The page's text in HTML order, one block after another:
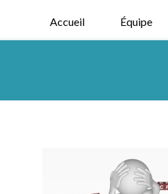
Accueil Équipe